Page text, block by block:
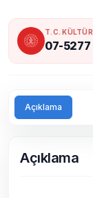
T.C.
07-5277
Açıklama
Açıklama